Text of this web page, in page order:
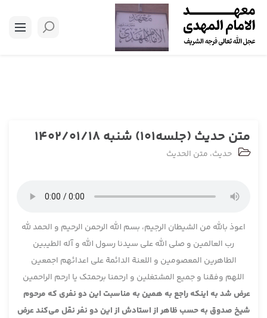
متن حدیث (جلسه101) شنبه 1402/01/18
حدیث، متن الحدیث
اعوذ بالله من الشیطان الرجیم، بسم الله الرحمن الرحیم و الحمد لله
رب العالمین و صلی الله علی سیدنا رسول الله و آله الطیبین
الطاهرین المعصومین و اللعنة الدائمة علی اعدائهم اجمعین
اللهم وفقنا و جمیع المشتغلین و ارحمنا برحمتک یا ارحم الراحمین
عرض شد به اینکه راجع به همین به مناسبت این دو نفری که مرحوم
شیخ صدوق به حسب ظاهر از استادش از این دو نفر نقل می‌کند عرض